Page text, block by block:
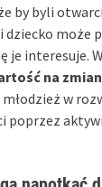
by byli
dziecko może
je interesuje.
na
w